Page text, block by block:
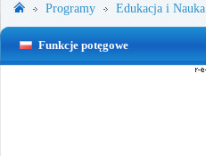
Programy Edukacja i Nauka
Funkcje potęgowe